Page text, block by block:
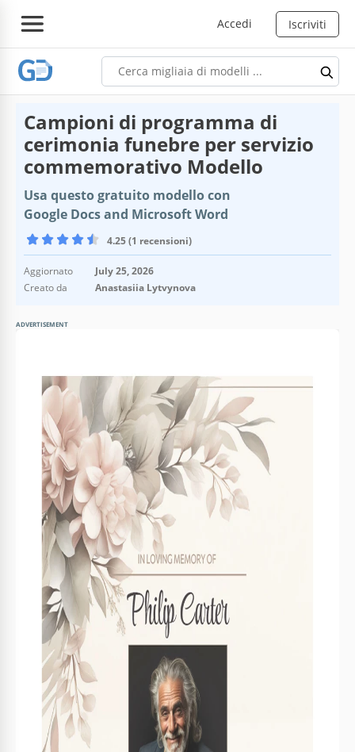
Accedi Iscriviti
Campioni di programma di
cerimonia funebre per servizio
commemorativo Modello
Usa questo gratuito modello con
Google Docs and Microsoft Word
4.25 (1 recensioni)
Aggiornato
July 25, 2026
Creato da
Anastasiia Lytvynova
ADVERTISEMENT